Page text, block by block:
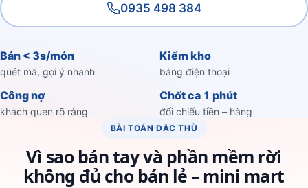
0935 498 384
Bán < 3s/món
quét mã, gợi ý nhanh
Kiểm kho
bằng điện thoại
Công nợ
khách quen rõ ràng
Chốt ca 1 phút
đối chiếu tiền – hàng
BÀI TOÁN ĐẶC THÙ
Vì sao bán tay và phần mềm rời
không đủ cho bán lẻ – mini mart